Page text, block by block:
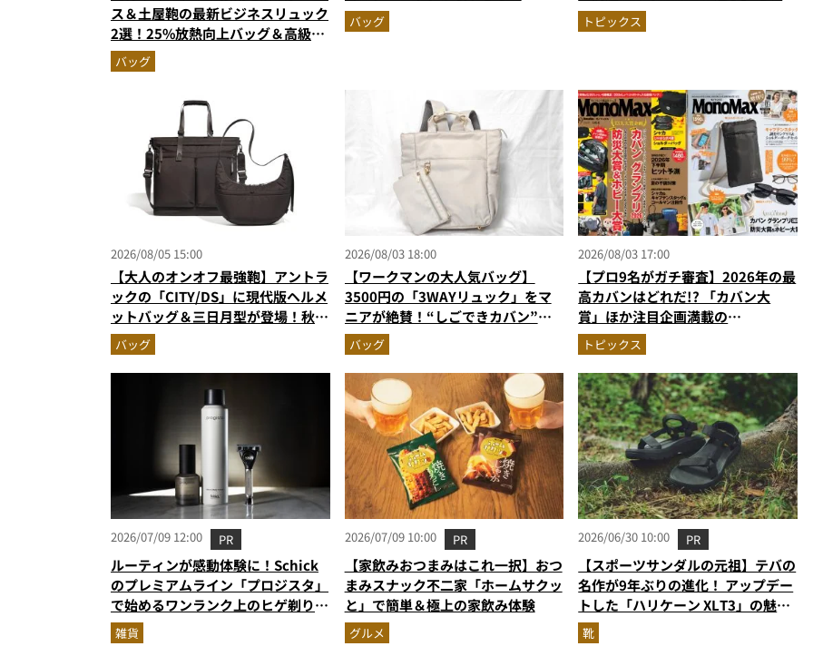
ス＆土屋鞄の最新ビジネスリュック
2選！25%放熱向上バッグ＆高級防
水レザーの全貌
バッグ
500mLペット収納＆背面メッシュ
でベタつかない
バッグ
がジャッジ・MonoMax9月号の目
次を公開
トピックス
2026/08/05 15:00
【大人のオンオフ最強鞄】アントラ
ックの「CITY/DS」に現代版ヘルメ
ットバッグ＆三日月型が登場！秋服
に絶対合う新色モールブラウンが傑
作
バッグ
2026/08/03 18:00
【ワークマンの大人気バッグ】
3500円の「3WAYリュック」をマ
ニアが絶賛！“しごできカバン”が
撥水防汚で評判以上に優秀だった
バッグ
2026/08/03 17:00
【プロ9名がガチ審査】2026年の最
高カバンはどれだ!? 「カバン大
賞」ほか注目企画満載の
MonoMax9月号＆増刊の表紙を速
報
トピックス
2026/07/09 12:00 PR
ルーティンが感動体験に！Schick
のプレミアムライン「プロジスタ」
で始めるワンランク上のヒゲ剃り習
慣
雑貨
2026/07/09 10:00 PR
【家飲みおつまみはこれ一択】おつ
まみスナック不二家「ホームサクッ
と」で簡単＆極上の家飲み体験
グルメ
2026/06/30 10:00 PR
【スポーツサンダルの元祖】テバの
名作が9年ぶりの進化！ アップデー
トした「ハリケーン XLT3」の魅力
を識者があらゆる角度から徹底解
説！
靴